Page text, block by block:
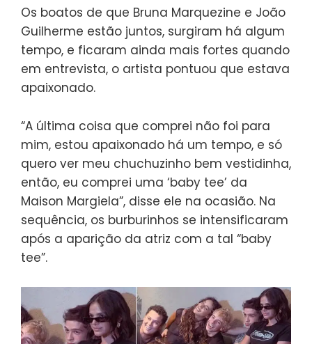
Os boatos de que Bruna Marquezine e João
Guilherme estão juntos, surgiram há algum
tempo, e ficaram ainda mais fortes quando
em entrevista, o artista pontuou que estava
apaixonado.
“A última coisa que comprei não foi para
mim, estou apaixonado há um tempo, e só
quero ver meu chuchuzinho bem vestidinha,
então, eu comprei uma ‘baby tee’ da
Maison Margiela”, disse ele na ocasião. Na
sequência, os burburinhos se intensificaram
após a aparição da atriz com a tal “baby
tee”.